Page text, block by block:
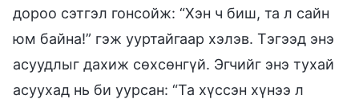
дороо сэтгэл гонсойж: “Хэн ч биш, та л сайн
юм байна!” гэж ууртайгаар хэлэв. Тэгээд энэ
асуудлыг дахиж сөхсөнгүй. Эгчийг энэ тухай
асуухад нь би уурсан: “Та хүссэн хүнээ л